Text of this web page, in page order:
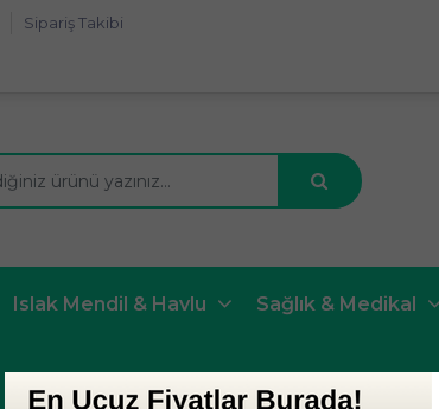
Sipariş Takibi
Islak Mendil & Havlu Sağlık & Medikal
Mama Bebek Banyo & Bakım